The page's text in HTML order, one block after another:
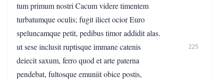
tum primum nostri Cacum videre timentem
turbatumque oculis; fugit ilicet ocior Euro
speluncamque petit, pedibus timor addidit alas.
ut sese inclusit ruptisque immane catenis
225
deiecit saxum, ferro quod et arte paterna
pendebat, fultosque emuniit obice postis,